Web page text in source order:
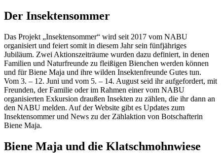
Der Insektensommer
Das Projekt „Insektensommer“ wird seit 2017 vom NABU
organisiert und feiert somit in diesem Jahr sein fünfjähriges
Jubiläum. Zwei Aktionszeiträume wurden dazu definiert, in denen
Familien und Naturfreunde zu fleißigen Bienchen werden können
und für Biene Maja und ihre wilden Insektenfreunde Gutes tun.
Vom 3. – 12. Juni und vom 5. – 14. August seid ihr aufgefordert, mit
Freunden, der Familie oder im Rahmen einer vom NABU
organisierten Exkursion draußen Insekten zu zählen, die ihr dann an
den NABU melden. Auf der Website gibt es Updates zum
Insektensommer und News zu der Zählaktion von Botschafterin
Biene Maja.
Biene Maja und die Klatschmohnwiese